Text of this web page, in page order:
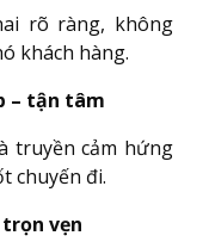
rõ ràng, không
khách hàng.
– tận tâm
truyền cảm hứng
chuyến đi.
vẹn